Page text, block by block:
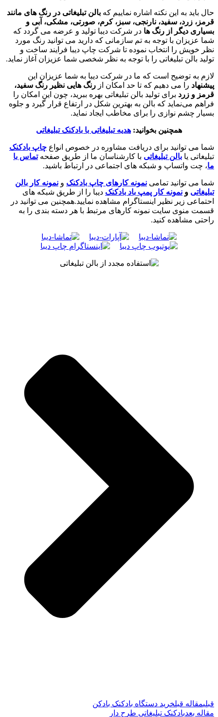
حال باید به این نکته اشاره نماییم که بالن تبلیغاتی در رنگ های مانند
قرمز، زرد، سفید، نارنجی، سبز، کرم، صورتی، مشکی، آبی و
بسیاری دیگر از رنگ ها در شرکت دیبا تولید و عرضه می گردد که
شما عزیزان با توجه به تم سازمانی که دارید می توانید رنگ مورد
نظر خویش را انتخاب نموده تا شرکت چاپ دیبا فرایند ساخت و
تولید بالن تبلیغاتی را با توجه به نظر شخصی شما عزیزان آغاز نماید.
لازم به توضیح است که ما در شرکت دیبا به شما عزیزان این
پیشنهاد را می دهیم که تا حد امکان از رنگ هایی نظیر رنگ سفید،
قرمز و زرد برای تولید بالن تبلیغاتی بهره ببرید، چون این امکان را
فراهم می‌نماید که بالن به بهترین شکل در ارتفاع قرار گیرد و جلوه
بسیار چشم نوازی را برای مخاطب ایجاد نماید.
همچنین بخوانید: هدیه تبلیغاتی با بادکنک تبلیغاتی
شما می توانید برای دریافت مشاوره در خصوص انواع چاپ بادکنک
تبلیغاتی یا بالن تبلیغاتی با کارشناسان ما از طریق صفحهتماس با
ما، چت واتساپ و شبکه های اجتماعی در ارتباط باشید.
شما می توانید تمامی نمونه کارهای چاپ بادکنک و نمونه کار بالن
تبلیغاتی و نمونه کار پمپ باد بادکنک دیبا را از طریق شبکه های
احتماعی زیر نظیر اینستاگرام مشاهده نمایید.همچنین می توانید در
قسمت منوی سایت نمونه کارهای مرتبط با هر دسته بندی را به
راحتی مشاهده کنید.
قبلیمقاله قبلخرید دستگاه بادکنک بادکن
مقاله بعدبادکنک تبلیغاتی طرح دار